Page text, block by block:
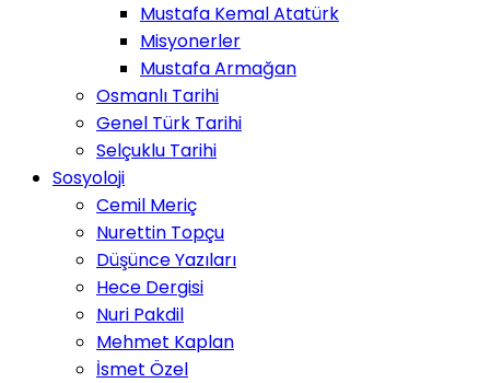
Mustafa Kemal Atatürk
Misyonerler
Mustafa Armağan
Osmanlı Tarihi
Genel Türk Tarihi
Selçuklu Tarihi
Sosyoloji
Cemil Meriç
Nurettin Topçu
Düşünce Yazıları
Hece Dergisi
Nuri Pakdil
Mehmet Kaplan
İsmet Özel